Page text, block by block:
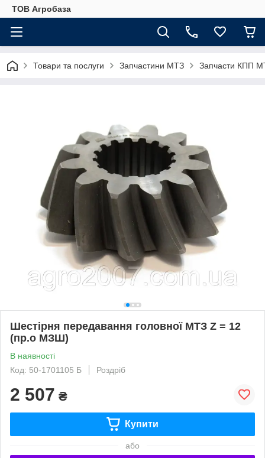
ТОВ Агробаза
Товари та послуги Запчастини МТЗ Запчасти КПП
Шестірня передавання головної МТЗ Z = 12
(пр.о МЗШ)
В наявності
Код: 50-1701105 Б
Роздріб
2 507 ₴
Купити
або